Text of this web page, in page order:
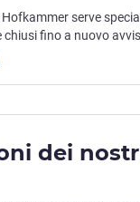
serve
fino a nuovo
dei